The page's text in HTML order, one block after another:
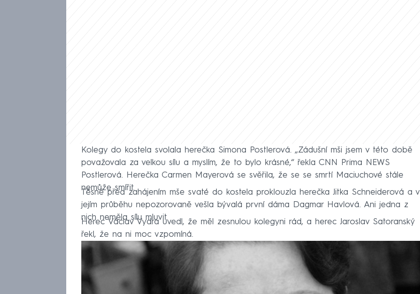
Kolegy do kostela svolala herečka Simona Postlerová. „Zádušní mši jsem v této době
považovala za velkou sílu a myslím, že to bylo krásné,“ řekla CNN Prima NEWS
Postlerová. Herečka Carmen Mayerová se svěřila, že se se smrtí Maciuchové stále
nemůže smířit.
Těsně před zahájením mše svaté do kostela proklouzla herečka Jitka Schneiderová a v
jejím průběhu nepozorovaně vešla bývalá první dáma Dagmar Havlová. Ani jedna z
nich neměla sílu mluvit.
Herec Václav Vydra uvedl, že měl zesnulou kolegyni rád, a herec Jaroslav Satoranský
řekl, že na ni moc vzpomíná.